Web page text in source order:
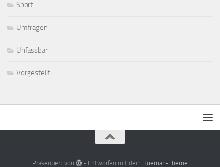
Sport
Umfragen
Unfassbar
Vorgestellt
Präsentiert von - Entworfen mit dem Hueman-Theme